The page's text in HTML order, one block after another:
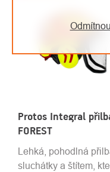
Protos Integral
FOREST
Lehká, pohodlná
sluchátky a štítem,